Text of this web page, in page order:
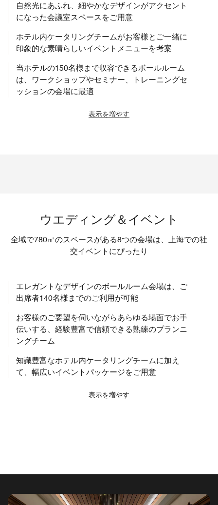
自然光にあふれ、細やかなデザインがアクセント
になった会議室スペースをご用意
ホテル内ケータリングチームがお客様とご一緒に
印象的な素晴らしいイベントメニューを考案
当ホテルの150名様まで収容できるボールルーム
は、ワークショップやセミナー、トレーニングセ
ッションの会場に最適
表示を増やす
ウエディング＆イベント
全域で780㎡のスペースがある8つの会場は、上海での社
交イベントにぴったり
エレガントなデザインのボールルーム会場は、ご
出席者140名様までのご利用が可能
お客様のご要望を伺いながらあらゆる場面でお手
伝いする、経験豊富で信頼できる熟練のプランニ
ングチーム
知識豊富なホテル内ケータリングチームに加え
て、幅広いイベントパッケージをご用意
表示を増やす